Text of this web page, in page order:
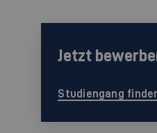
Jetzt
Studiengang